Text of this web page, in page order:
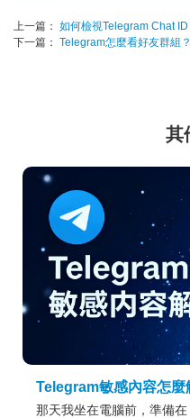
上一篇： 如何檢視Telegram Chat ID
下一篇： Telegram怎麼看好友群組？
其
Telegram敏感內容怎麼
那天我坐在電腦前，準備在